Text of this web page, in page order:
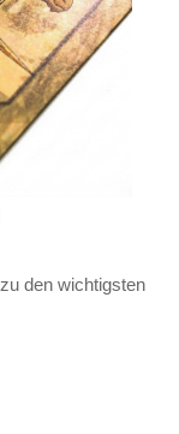
den wichtigsten